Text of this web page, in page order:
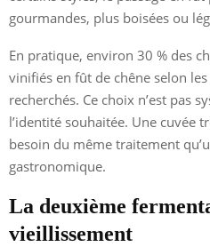
gourmandes, plus boisées ou
En pratique, environ 30 % des
vinifiés en fût de chêne selon
recherchés. Ce choix n’est pas
l’identité souhaitée. Une cuvée
besoin du même traitement
gastronomique.
La deuxième
vieillissement